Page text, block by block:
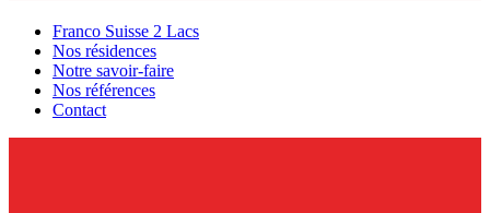
Franco Suisse 2 Lacs
Nos résidences
Notre savoir-faire
Nos références
Contact